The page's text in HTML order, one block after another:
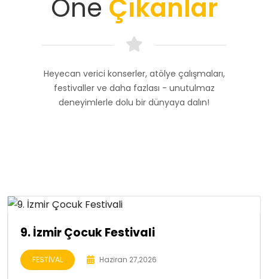
Öne Çıkanlar
Heyecan verici konserler, atölye çalışmaları,
festivaller ve daha fazlası - unutulmaz
deneyimlerle dolu bir dünyaya dalın!
9. İzmir Çocuk Festivali
FESTİVAL Haziran 27,2026